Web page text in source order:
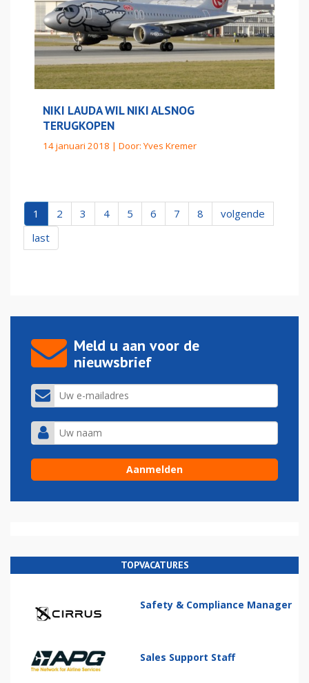
NIKI LAUDA WIL NIKI ALSNOG
TERUGKOPEN
14 januari 2018 | Door:Yves Kremer
1 2 3 4 5 6 7 8
volgende
last
Meld u aan voor de
nieuwsbrief
TOPVACATURES
Safety & Compliance Manager
Sales Support Staff